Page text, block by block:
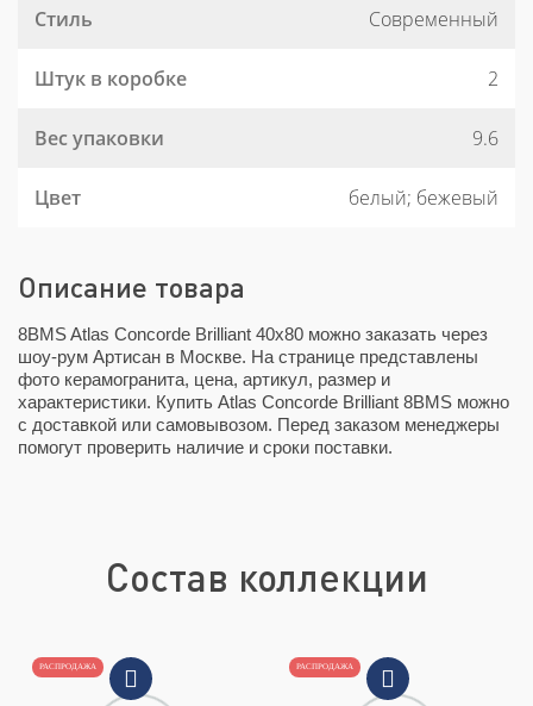
Стиль Современный
Штук в коробке 2
Вес упаковки 9.6
Цвет белый; бежевый
Описание товара
8BMS Atlas Concorde Brilliant 40x80 можно заказать через
шоу-рум Артисан в Москве. На странице представлены
фото керамогранита, цена, артикул, размер и
характеристики. Купить Atlas Concorde Brilliant 8BMS можно
с доставкой или самовывозом. Перед заказом менеджеры
помогут проверить наличие и сроки поставки.
Состав коллекции
РАСПРОДАЖА РАСПРОДАЖА